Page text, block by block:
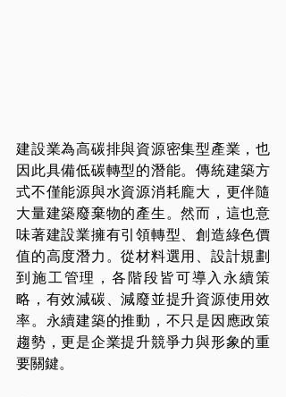
建設業為高碳排與資源密集型產業，也
因此具備低碳轉型的潛能。傳統建築方
式不僅能源與水資源消耗龐大，更伴隨
大量建築廢棄物的產生。然而，這也意
味著建設業擁有引領轉型、創造綠色價
值的高度潛力。從材料選用、設計規劃
到施工管理，各階段皆可導入永續策
略，有效減碳、減廢並提升資源使用效
率。永續建築的推動，不只是因應政策
趨勢，更是企業提升競爭力與形象的重
要關鍵。